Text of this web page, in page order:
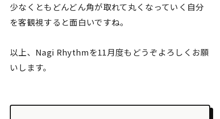
少なくともどんどん角が取れて丸くなっていく自分
を客観視すると面白いですね。
以上、Nagi Rhythmを11月度もどうぞよろしくお願
いします。